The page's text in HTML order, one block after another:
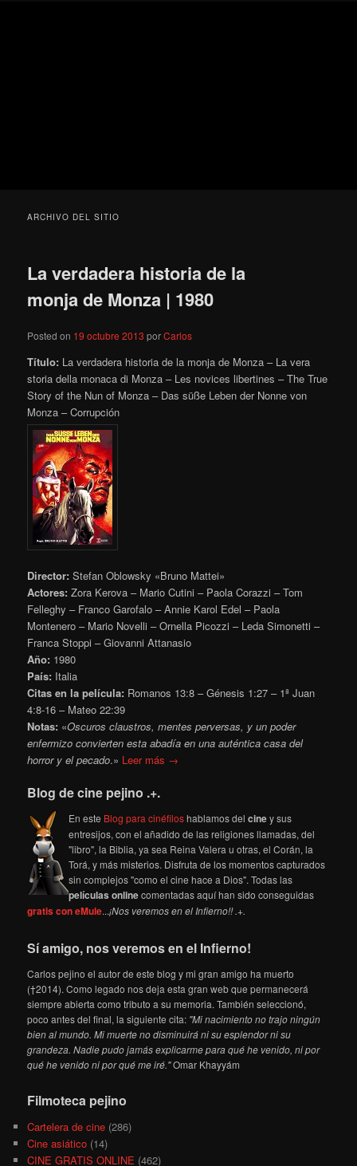
ARCHIVO DEL SITIO
La verdadera historia de la
monja de Monza | 1980
Posted on 19 octubre 2013 porCarlos
Título: La verdadera historia de la monja de Monza – La vera
storia della monaca di Monza – Les novices libertines – The True
Story of the Nun of Monza – Das süße Leben der Nonne von
Monza – Corrupción
Director: Stefan Oblowsky «Bruno Mattei»
Actores: Zora Kerova – Mario Cutini – Paola Corazzi – Tom
Felleghy – Franco Garofalo – Annie Karol Edel – Paola
Montenero – Mario Novelli – Ornella Picozzi – Leda Simonetti –
Franca Stoppi – Giovanni Attanasio
Año: 1980
País: Italia
Citas en la película: Romanos 13:8 – Génesis 1:27 – 1ª Juan
4:8-16 – Mateo 22:39
Notas: «Oscuros claustros, mentes perversas, y un poder
enfermizo convierten esta abadía en una auténtica casa del
horror y el pecado.» Leer más →
Blog de cine pejino .+.
En este Blog para cinéfiloshablamos delciney sus
entresijos, con el añadido de las religiones llamadas, del
"libro", la Biblia, ya sea Reina Valera u otras, el Corán, la
Torá, y más misterios. Disfruta de los momentos capturados
sin complejos "como el cine hace a Dios". Todas las
películas onlinecomentadas aquí han sido conseguidas
gratis con eMule...¡Nos veremos en el Infierno!! .+.
Sí amigo, nos veremos en el Infierno!
Carlos pejino el autor de este blog y mi gran amigo ha muerto
(†2014). Como legado nos deja esta gran web que permanecerá
siempre abierta como tributo a su memoria. También seleccionó,
poco antes del final, la siguiente cita: "Mi nacimiento no trajo ningún
bien al mundo. Mi muerte no disminuirá ni su esplendor ni su
grandeza. Nadie pudo jamás explicarme para qué he venido, ni por
qué he venido ni por qué me iré."Omar Khayyám
Filmoteca pejino
Cartelera de cine (286)
Cine asiático (14)
CINE GRATIS ONLINE (462)